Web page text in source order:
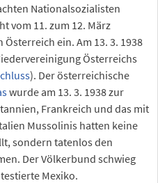
Nationalsozialisten
vom 11. zum 12. März
ein. Am 13. 3. 1938
Österreichs
). Der österreichische
wurde am 13. 3. 1938 zur
Frankreich und das mit
Mussolinis hatten keine
sondern tatenlos den
Der Völkerbund schwieg
Mexiko.